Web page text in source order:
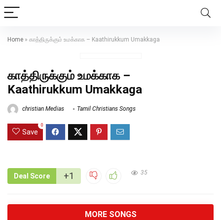
Home » காத்திருக்கும் உமக்காக – Kaathirukkum Umakkaga
காத்திருக்கும் உமக்காக –
Kaathirukkum Umakkaga
christian Medias Tamil Christians Songs
Save
0
Deal Score +1 35
MORE SONGS